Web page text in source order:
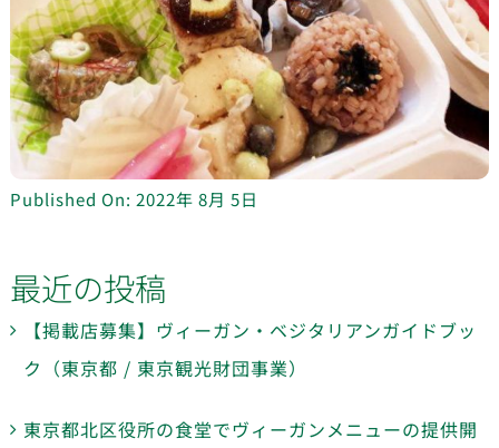
Published On: 2022年 8月 5日
最近の投稿
【掲載店募集】ヴィーガン・ベジタリアンガイドブッ
ク（東京都 / 東京観光財団事業）
東京都北区役所の食堂でヴィーガンメニューの提供開